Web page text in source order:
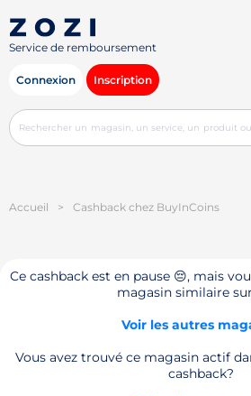
Service de remboursement
Connexion Inscription
Accueil > Cashback chez BuyInCoins
Ce cashback est en pause 😔, mais
magasin similaire
Voir les autres
Vous avez trouvé ce magasin actif
cashback?